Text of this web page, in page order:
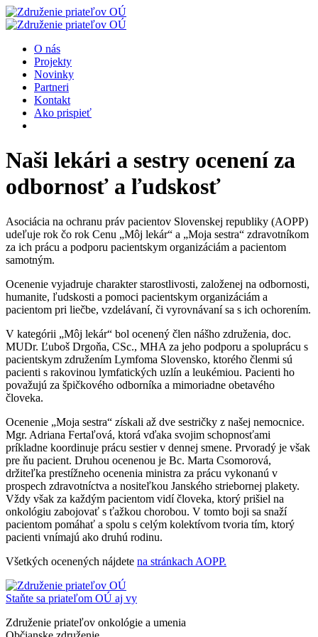
O nás
Projekty
Novinky
Partneri
Kontakt
Ako prispieť
Naši lekári a sestry ocenení za
odbornosť a ľudskosť
Asociácia na ochranu práv pacientov Slovenskej republiky (AOPP)
udeľuje rok čo rok Cenu „Môj lekár“ a „Moja sestra“ zdravotníkom
za ich prácu a podporu pacientskym organizáciám a pacientom
samotným.
Ocenenie vyjadruje charakter starostlivosti, založenej na odbornosti,
humanite, ľudskosti a pomoci pacientskym organizáciám a
pacientom pri liečbe, vzdelávaní, či vyrovnávaní sa s ich ochorením.
V kategórii „Môj lekár“ bol ocenený člen nášho združenia, doc.
MUDr. Ľuboš Drgoňa, CSc., MHA za jeho podporu a spoluprácu s
pacientskym združením Lymfoma Slovensko, ktorého členmi sú
pacienti s rakovinou lymfatických uzlín a leukémiou. Pacienti ho
považujú za špičkového odborníka a mimoriadne obetavého
človeka.
Ocenenie „Moja sestra“ získali až dve sestričky z našej nemocnice.
Mgr. Adriana Fertaľová, ktorá vďaka svojim schopnosťami
príkladne koordinuje prácu sestier v dennej smene. Prvoradý je však
pre ňu pacient. Druhou ocenenou je Bc. Marta Csomorová,
držiteľka prestížneho ocenenia ministra za prácu vykonanú v
prospech zdravotníctva a nositeľkou Janského striebornej plakety.
Vždy však za každým pacientom vidí človeka, ktorý prišiel na
onkológiu zabojovať s ťažkou chorobou. V tomto boji sa snaží
pacientom pomáhať a spolu s celým kolektívom tvoria tím, ktorý
pacienti vnímajú ako druhú rodinu.
Všetkých ocenených nájdete na stránkach AOPP.
Staňte sa priateľom OÚ aj vy
Združenie priateľov onkológie a umenia